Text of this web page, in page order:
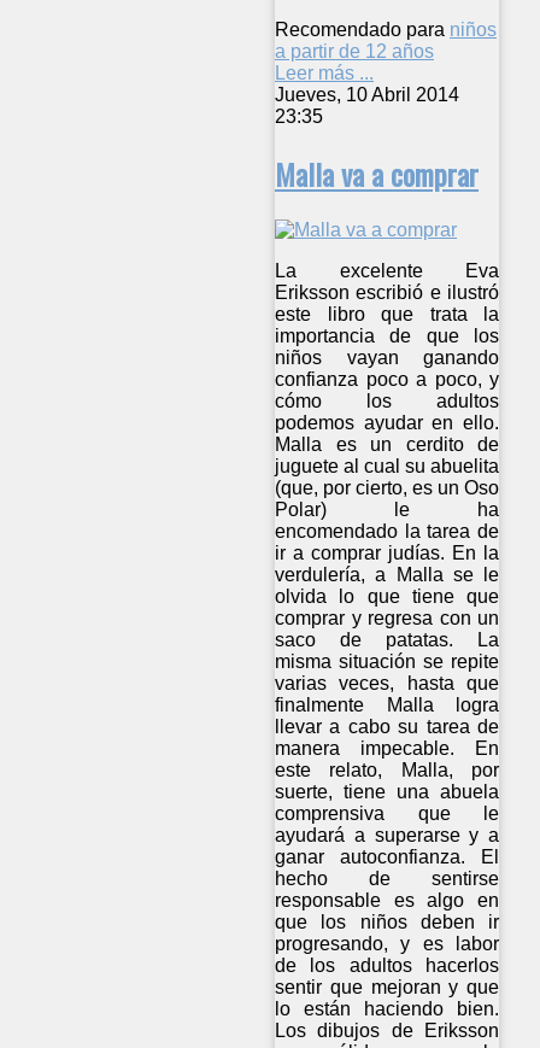
Recomendado para niños
a partir de 12 años
Leer más ...
Jueves, 10 Abril 2014
23:35
Malla va a comprar
La excelente Eva
Eriksson escribió e ilustró
este libro que trata la
importancia de que los
niños vayan ganando
confianza poco a poco, y
cómo los adultos
podemos ayudar en ello.
Malla es un cerdito de
juguete al cual su abuelita
(que, por cierto, es un Oso
Polar) le ha
encomendado la tarea de
ir a comprar judías. En la
verdulería, a Malla se le
olvida lo que tiene que
comprar y regresa con un
saco de patatas. La
misma situación se repite
varias veces, hasta que
finalmente Malla logra
llevar a cabo su tarea de
manera impecable. En
este relato, Malla, por
suerte, tiene una abuela
comprensiva que le
ayudará a superarse y a
ganar autoconfianza. El
hecho de sentirse
responsable es algo en
que los niños deben ir
progresando, y es labor
de los adultos hacerlos
sentir que mejoran y que
lo están haciendo bien.
Los dibujos de Eriksson